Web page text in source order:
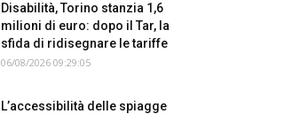
Disabilità, Torino stanzia 1,6
milioni di euro: dopo il Tar, la
sfida di ridisegnare le tariffe
06/08/2026 09:29:05
L’accessibilità delle spiagge